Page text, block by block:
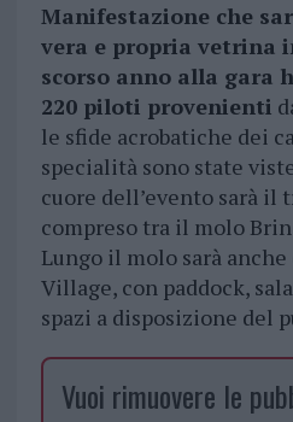
Manifestazione che
vera e propria vetrina
scorso anno alla gara
220 piloti provenienti
le sfide acrobatiche dei
specialità sono state
cuore dell’evento sarà il
compreso tra il molo
Lungo il molo sarà anche
Village, con paddock,
spazi a disposizione del
Vuoi rimuovere le